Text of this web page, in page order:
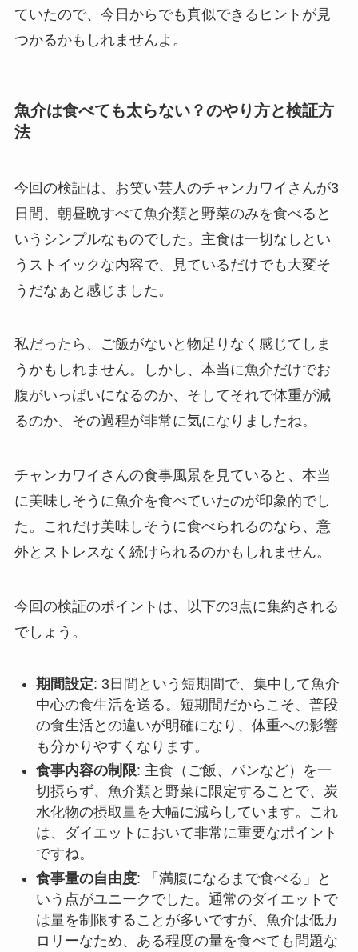
ていたので、今日からでも真似できるヒントが見
つかるかもしれませんよ。
魚介は食べても太らない？のやり方と検証方
法
今回の検証は、お笑い芸人のチャンカワイさんが3
日間、朝昼晩すべて魚介類と野菜のみを食べると
いうシンプルなものでした。主食は一切なしとい
うストイックな内容で、見ているだけでも大変そ
うだなぁと感じました。
私だったら、ご飯がないと物足りなく感じてしま
うかもしれません。しかし、本当に魚介だけでお
腹がいっぱいになるのか、そしてそれで体重が減
るのか、その過程が非常に気になりましたね。
チャンカワイさんの食事風景を見ていると、本当
に美味しそうに魚介を食べていたのが印象的でし
た。これだけ美味しそうに食べられるのなら、意
外とストレスなく続けられるのかもしれません。
今回の検証のポイントは、以下の3点に集約される
でしょう。
期間設定: 3日間という短期間で、集中して魚介
中心の食生活を送る。短期間だからこそ、普段
の食生活との違いが明確になり、体重への影響
も分かりやすくなります。
食事内容の制限: 主食（ご飯、パンなど）を一
切摂らず、魚介類と野菜に限定することで、炭
水化物の摂取量を大幅に減らしています。これ
は、ダイエットにおいて非常に重要なポイント
ですね。
食事量の自由度: 「満腹になるまで食べる」と
いう点がユニークでした。通常のダイエットで
は量を制限することが多いですが、魚介は低カ
ロリーなため、ある程度の量を食べても問題な